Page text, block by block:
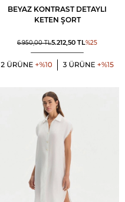
BEYAZ KONTRAST DETAYLI
KETEN ŞORT
6.950,00TL5.212,50 TL%25